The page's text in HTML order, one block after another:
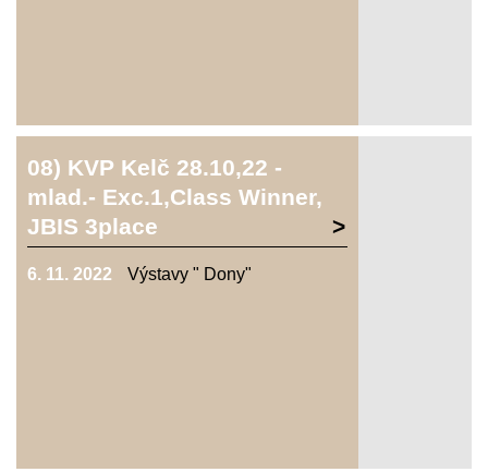
08) KVP Kelč 28.10,22 -
mlad.- Exc.1,Class Winner,
JBIS 3place
6. 11. 2022 Výstavy " Dony"